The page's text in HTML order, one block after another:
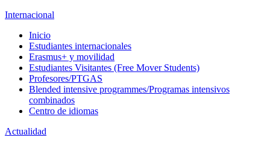
Internacional
Inicio
Estudiantes internacionales
Erasmus+ y movilidad
Estudiantes Visitantes (Free Mover Students)
Profesores/PTGAS
Blended intensive programmes/Programas intensivos
combinados
Centro de idiomas
Actualidad